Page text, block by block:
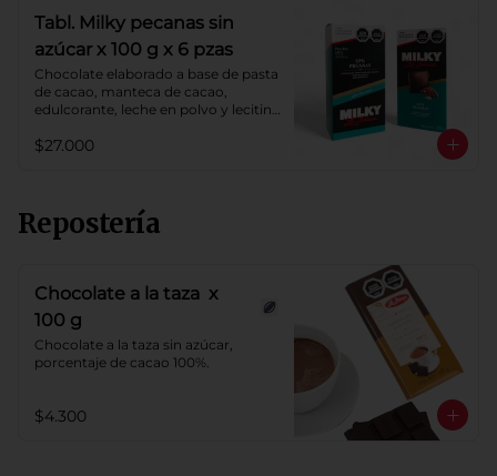
Tabl. Milky pecanas sin
azúcar x 100 g x 6 pzas
Chocolate elaborado a base de pasta
de cacao, manteca de cacao,
edulcorante, leche en polvo y lecitina
Porcentaje de cacao: 40%.
$27.000
Repostería
Chocolate a la taza x
100 g
Chocolate a la taza sin azúcar,
porcentaje de cacao 100%.
$4.300